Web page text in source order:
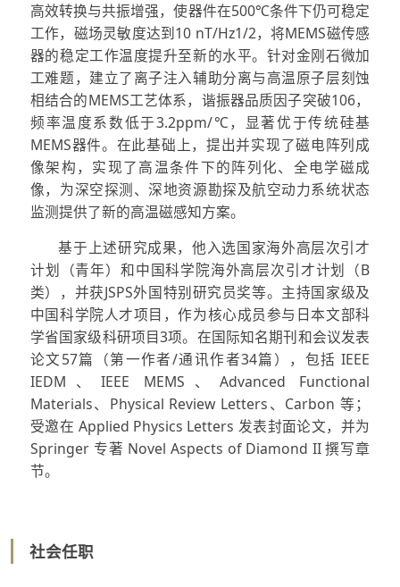
高效转换与共振增强，使器件在500℃条件下仍可稳定
工作，磁场灵敏度达到10 nT/Hz1/2，将MEMS磁传感
器的稳定工作温度提升至新的水平。针对金刚石微加
工难题，建立了离子注入辅助分离与高温原子层刻蚀
相结合的MEMS工艺体系，谐振器品质因子突破106，
频率温度系数低于3.2ppm/℃，显著优于传统硅基
MEMS器件。在此基础上，提出并实现了磁电阵列成
像架构，实现了高温条件下的阵列化、全电学磁成
像，为深空探测、深地资源勘探及航空动力系统状态
监测提供了新的高温磁感知方案。
基于上述研究成果，他入选国家海外高层次引才
计划（青年）和中国科学院海外高层次引才计划（B
类），并获JSPS外国特别研究员奖等。主持国家级及
中国科学院人才项目，作为核心成员参与日本文部科
学省国家级科研项目3项。在国际知名期刊和会议发表
论文57篇（第一作者/通讯作者34篇），包括 IEEE
IEDM、IEEE MEMS、Advanced Functional
Materials、Physical Review Letters、Carbon 等；
受邀在 Applied Physics Letters 发表封面论文，并为
Springer 专著 Novel Aspects of Diamond II 撰写章
节。
社会任职